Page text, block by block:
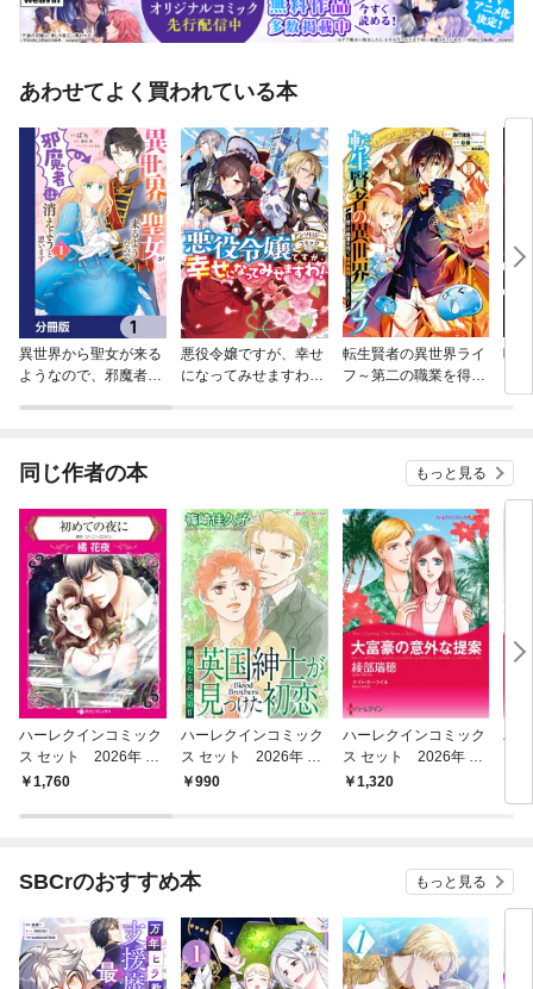
あわせてよく買われている本
異世界から聖女が来る
ようなので、邪魔者は
悪役令嬢ですが、幸せ
になってみせますわ！
転生賢者の異世界ライ
フ～第二の職業を得
嘆
る
同じ作者の本 もっと見る
ハーレクインコミック
ス セット 2026年 vo
l.1064
1,760
ハーレクインコミック
ス セット 2026年 vo
l.932
990
ハーレクインコミック
ス セット 2026年 vo
l.868
1,320
ハ
SBCrのおすすめ本 もっと見る